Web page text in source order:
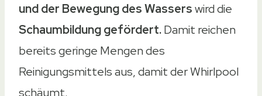
und der Bewegung des Wasserswird die
Schaumbildung gefördert.Damit reichen
bereits geringe Mengen des
Reinigungsmittels aus, damit der Whirlpool
schäumt.